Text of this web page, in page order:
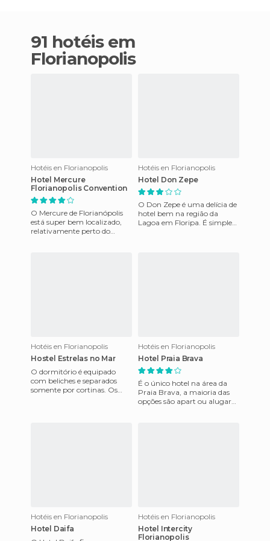
91 hotéis em
Florianopolis
Hotéis en Florianopolis
Hotel Mercure
Florianopolis Convention
O Mercure de Florianópolis
está super bem localizado,
relativamente perto do
Hotéis en Florianopolis
Hotel Don Zepe
O Don Zepe é uma delícia de
hotel bem na região da
Lagoa em Floripa. É simples,
Hotéis en Florianopolis
Hostel Estrelas no Mar
O dormitório é equipado
com beliches e separados
somente por cortinas. Os
Hotéis en Florianopolis
Hotel Praia Brava
É o único hotel na área da
Praia Brava, a maioria das
opções são apart ou alugar
Hotéis en Florianopolis
Hotel Daifa
Hotéis en Florianopolis
Hotel Intercity
Florianopolis